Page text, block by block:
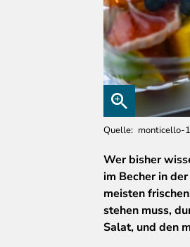
Quelle monticello-
Werbisher
im Becher in
meisten
stehen muss,
Salat, und den